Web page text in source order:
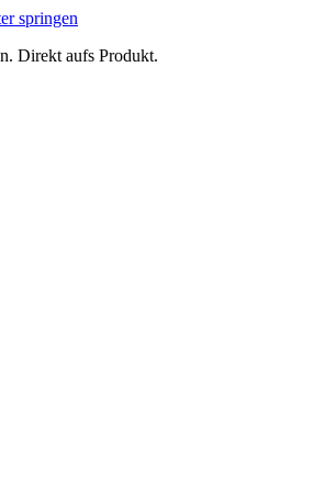
springen
Direkt aufs Produkt.